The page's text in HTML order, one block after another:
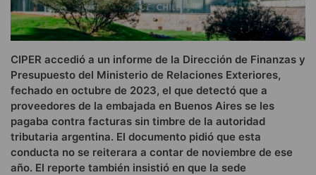
CIPER accedió a un informe de la Dirección de Finanzas y
Presupuesto del Ministerio de Relaciones Exteriores,
fechado en octubre de 2023, el que detectó que a
proveedores de la embajada en Buenos Aires se les
pagaba contra facturas sin timbre de la autoridad
tributaria argentina. El documento pidió que esta
conducta no se reiterara a contar de noviembre de ese
año. El reporte también insistió en que la sede